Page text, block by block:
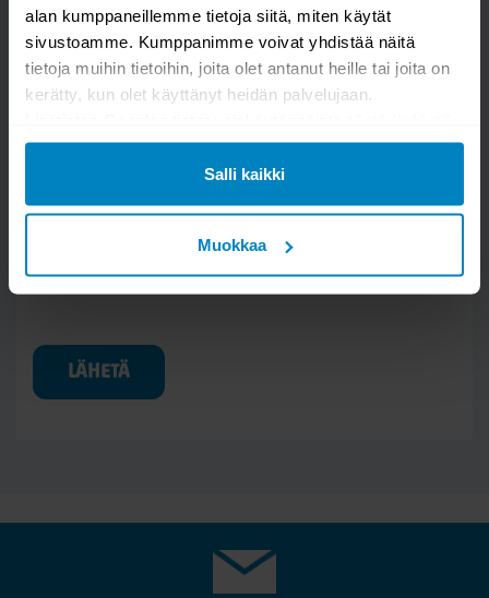
alan kumppaneillemme tietoja siitä, miten käytät
sivustoamme. Kumppanimme voivat yhdistää näitä
tietoja muihin tietoihin, joita olet antanut heille tai joita on
kerätty, kun olet käyttänyt heidän palvelujaan.
Salli kaikki
Muokkaa
Kysymys/vastaus saa näkyä muille
LÄHETÄ